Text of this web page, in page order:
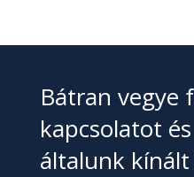
Bátran vegye
kapcsolatot
általunk